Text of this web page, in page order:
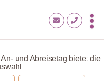
und Abreisetag bietet die